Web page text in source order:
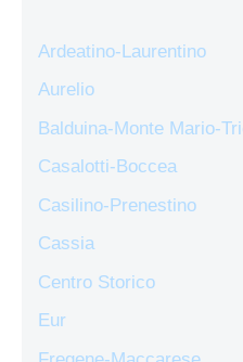
Ardeatino-Laurentino
Aurelio
Balduina-Monte Mario-
Casalotti-Boccea
Casilino-Prenestino
Cassia
Centro Storico
Eur